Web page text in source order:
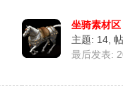
坐骑素材区
主题: 14
最后发表: